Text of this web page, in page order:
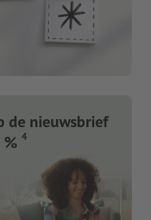
de nieuwsbrief
4